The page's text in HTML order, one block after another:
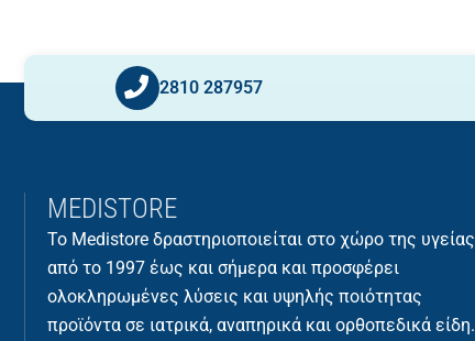
2810 287957
MEDISTORE
Το Medistore δραστηριοποιείται στο χώρο της υγείας
από το 1997 έως και σήμερα και προσφέρει
ολοκληρωμένες λύσεις και υψηλής ποιότητας
προϊόντα σε ιατρικά, αναπηρικά και ορθοπεδικά είδη.